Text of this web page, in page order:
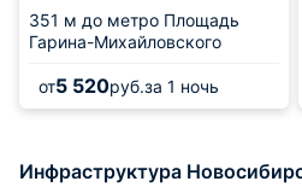
351 м до метро Площадь
Гарина-Михайловского
от5 520руб.за 1 ночь
Инфраструктура